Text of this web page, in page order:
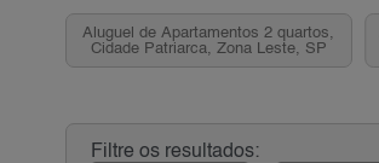
Aluguel de Apartamentos 2 quartos,
Cidade Patriarca, Zona Leste, SP
Filtre os resultados: